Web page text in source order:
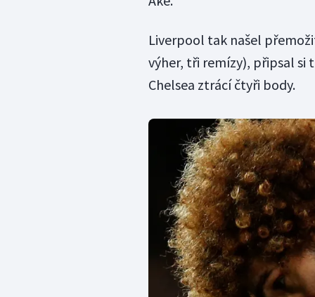
Liverpool tak našel
výher, tři remízy), připsal si
Chelsea ztrácí čtyři body.